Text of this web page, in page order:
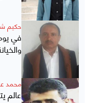
حكيم
في
محمد
عالم